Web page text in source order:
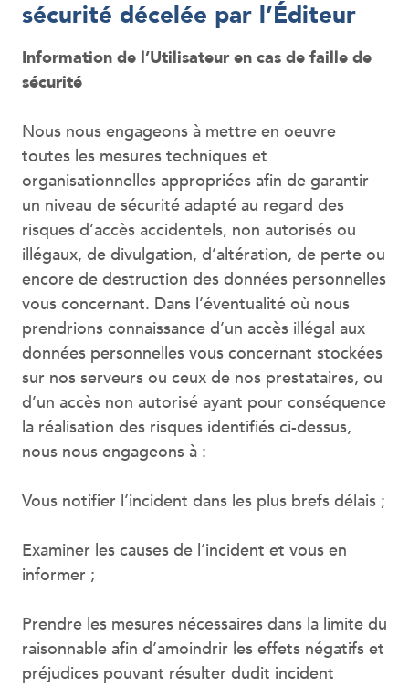
sécurité décelée par l’Éditeur
Information de l’Utilisateur en cas de faille de
sécurité
Nous nous engageons à mettre en oeuvre
toutes les mesures techniques et
organisationnelles appropriées afin de garantir
un niveau de sécurité adapté au regard des
risques d’accès accidentels, non autorisés ou
illégaux, de divulgation, d’altération, de perte ou
encore de destruction des données personnelles
vous concernant. Dans l’éventualité où nous
prendrions connaissance d’un accès illégal aux
données personnelles vous concernant stockées
sur nos serveurs ou ceux de nos prestataires, ou
d’un accès non autorisé ayant pour conséquence
la réalisation des risques identifiés ci-dessus,
nous nous engageons à :
Vous notifier l’incident dans les plus brefs délais ;
Examiner les causes de l’incident et vous en
informer ;
Prendre les mesures nécessaires dans la limite du
raisonnable afin d’amoindrir les effets négatifs et
préjudices pouvant résulter dudit incident